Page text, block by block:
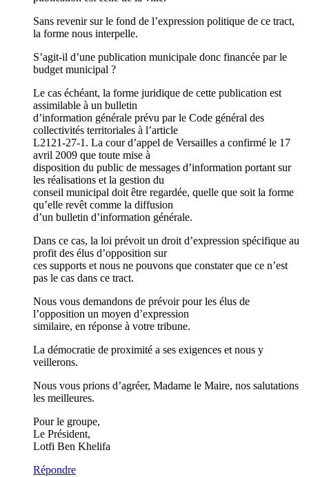
Sans revenir sur le fond de l’expression politique de ce tract,
la forme nous interpelle.
S’agit-il d’une publication municipale donc financée par le
budget municipal ?
Le cas échéant, la forme juridique de cette publication est
assimilable à un bulletin
d’information générale prévu par le Code général des
collectivités territoriales à l’article
L2121-27-1. La cour d’appel de Versailles a confirmé le 17
avril 2009 que toute mise à
disposition du public de messages d’information portant sur
les réalisations et la gestion du
conseil municipal doit être regardée, quelle que soit la forme
qu’elle revêt comme la diffusion
d’un bulletin d’information générale.
Dans ce cas, la loi prévoit un droit d’expression spécifique au
profit des élus d’opposition sur
ces supports et nous ne pouvons que constater que ce n’est
pas le cas dans ce tract.
Nous vous demandons de prévoir pour les élus de
l’opposition un moyen d’expression
similaire, en réponse à votre tribune.
La démocratie de proximité a ses exigences et nous y
veillerons.
Nous vous prions d’agréer, Madame le Maire, nos salutations
les meilleures.
Pour le groupe,
Le Président,
Lotfi Ben Khelifa
Répondre